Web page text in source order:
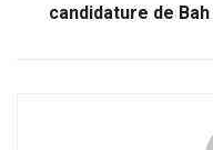
candidature de